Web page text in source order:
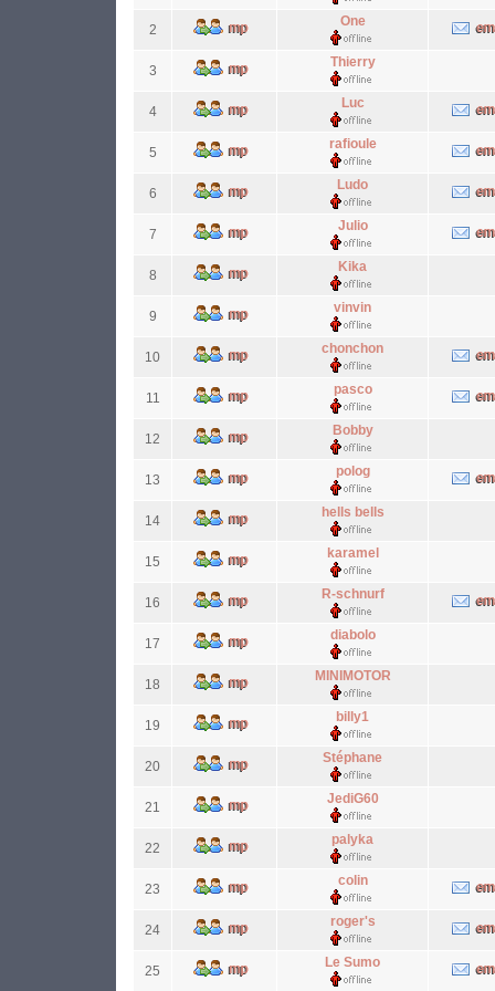
2
One
3
Thierry
4
Luc
5
rafioule
6
Ludo
7
Julio
8
Kika
9
vinvin
10
chonchon
11
pasco
12
Bobby
13
polog
14
hells bells
15
karamel
16
R-schnurf
17
diabolo
18
MINIMOTOR
19
billy1
20
Stéphane
21
JediG60
22
palyka
23
colin
24
roger's
25
Le Sumo